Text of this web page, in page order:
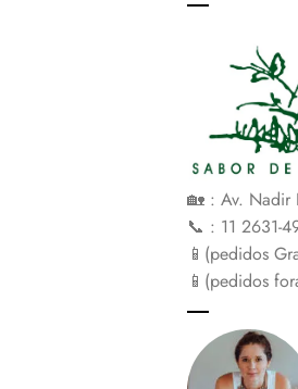
🏡 : Av. Nadir
📞 : 11 2631-
📱(pedidos
📱(pedidos